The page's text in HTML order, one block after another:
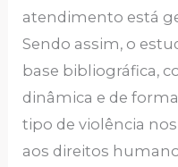
atendimento está
Sendo assim, o
base bibliográfica,
dinâmica e de
tipo de violência
aos direitos